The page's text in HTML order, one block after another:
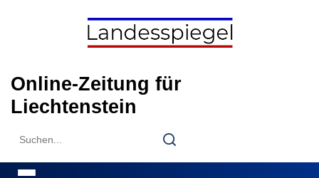
Online-Zeitung für
Liechtenstein
Search
Search